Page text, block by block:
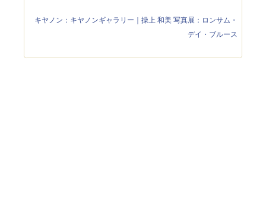
キヤノン：キヤノンギャラリー｜操上 和美 写真展：ロンサム・
デイ・ブルース